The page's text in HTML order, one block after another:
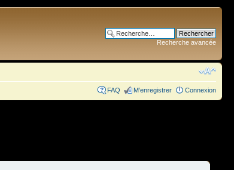
Recherche avancée
FAQ M’enregistrer Connexion